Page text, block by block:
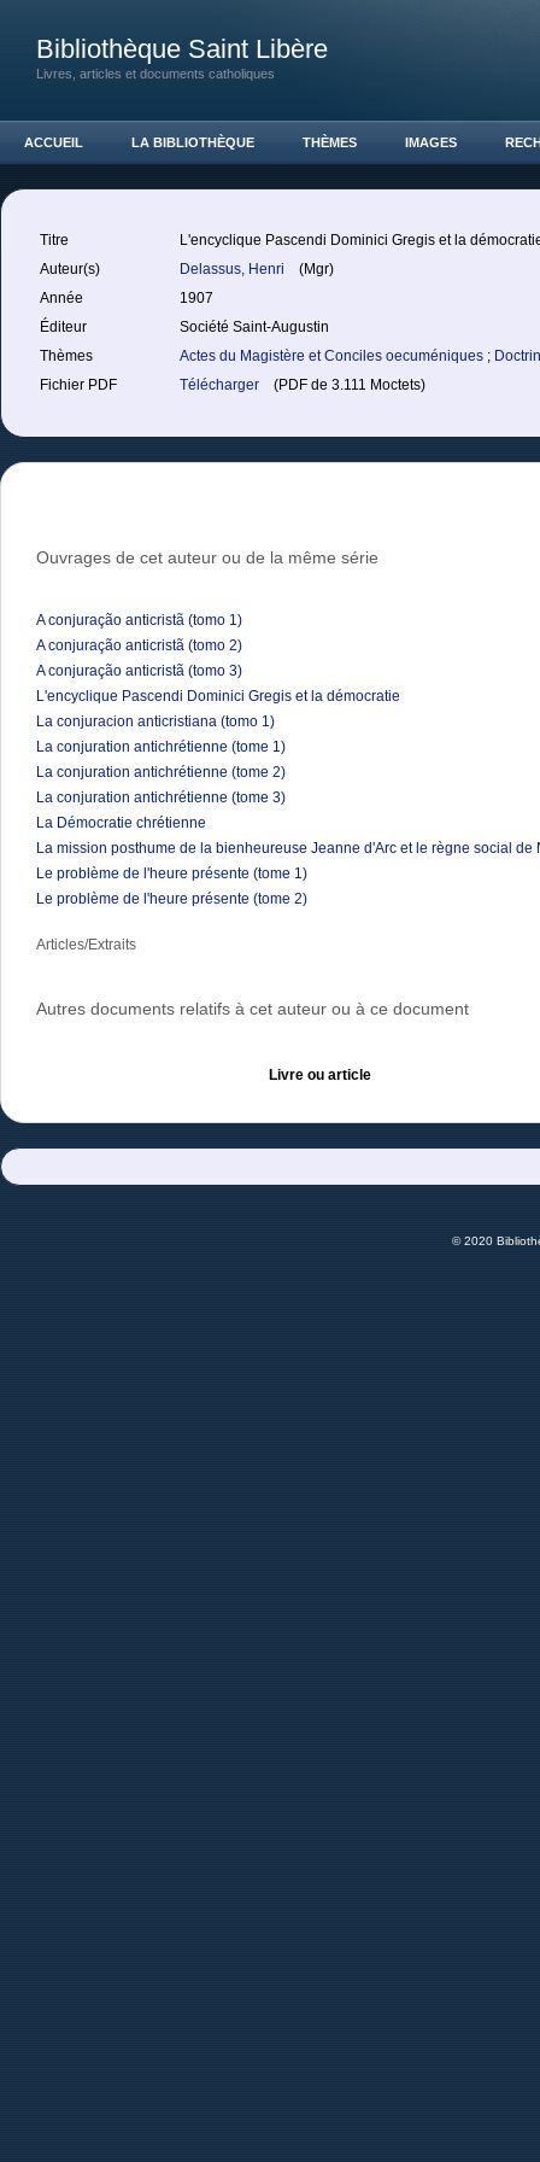
Bibliothèque Saint Libère
Livres, articles et documents catholiques
ACCUEIL LA BIBLIOTHÈQUE THÈMES IMAGES
Titre
L'encyclique Pascendi Dominici Gregis et la
Auteur(s)
Delassus, Henri
(Mgr)
Année
1907
Éditeur
Société Saint-Augustin
Thèmes
Actes du Magistère et Conciles oecuméniques ;
Fichier PDF
Télécharger (PDF de 3.111 Moctets)
Ouvrages de cet auteur ou de la même série
A conjuração anticristã (tomo 1)
A conjuração anticristã (tomo 2)
A conjuração anticristã (tomo 3)
L'encyclique Pascendi Dominici Gregis et la démocratie
La conjuracion anticristiana (tomo 1)
La conjuration antichrétienne (tome 1)
La conjuration antichrétienne (tome 2)
La conjuration antichrétienne (tome 3)
La Démocratie chrétienne
La mission posthume de la bienheureuse Jeanne d'Arc et le règne social
Le problème de l'heure présente (tome 1)
Le problème de l'heure présente (tome 2)
Articles/Extraits
Autres documents relatifs à cet auteur ou à ce document
Livre ou article
© 2020